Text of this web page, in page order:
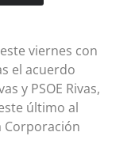
viernes con
el acuerdo
y PSOE Rivas,
último al
Corporación